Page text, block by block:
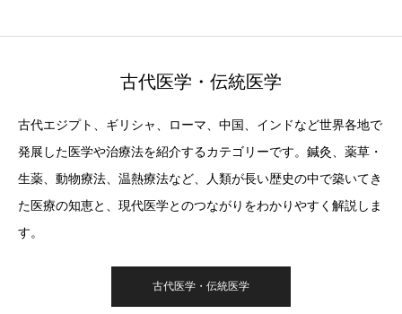
古代医学・伝統医学
古代エジプト、ギリシャ、ローマ、中国、インドなど世界各地で
発展した医学や治療法を紹介するカテゴリーです。鍼灸、薬草・
生薬、動物療法、温熱療法など、人類が長い歴史の中で築いてき
た医療の知恵と、現代医学とのつながりをわかりやすく解説しま
す。
古代医学・伝統医学